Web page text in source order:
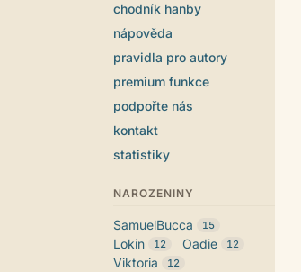
chodník hanby
nápověda
pravidla pro autory
premium funkce
podpořte nás
kontakt
statistiky
NAROZENINY
SamuelBucca 15
Lokin 12 Oadie 12
Viktoria 12